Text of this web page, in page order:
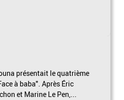
présentait le quatrième
à baba". Après Éric
et Marine Le Pen,...